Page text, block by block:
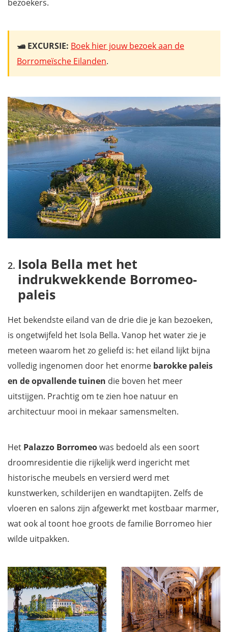
bezoekers.
🛥️ EXCURSIE: Boek hier jouw bezoek aan de
Borromeïsche Eilanden.
Isola Bella met het
indrukwekkende Borromeo-
paleis
Het bekendste eiland van de drie die je kan bezoeken,
is ongetwijfeld het Isola Bella. Vanop het water zie je
meteen waarom het zo geliefd is: het eiland lijkt bijna
volledig ingenomen door het enorme barokke paleis
en de opvallendetuinen die boven het meer
uitstijgen. Prachtig om te zien hoe natuur en
architectuur mooi in mekaar samensmelten.
Het Palazzo Borromeowas bedoeld als een soort
droomresidentie die rijkelijk werd ingericht met
historische meubels en versierd werd met
kunstwerken, schilderijen en wandtapijten. Zelfs de
vloeren en salons zijn afgewerkt met kostbaar marmer,
wat ook al toont hoe groots de familie Borromeo hier
wilde uitpakken.